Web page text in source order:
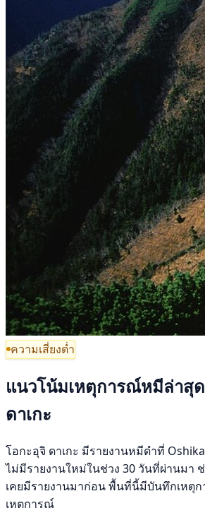
ความเสี่ยงต่ำ
แนวโน้มเหตุการณ์หมีล่าสุ
ดาเกะ
โอกะอุจิ ดาเกะ มีรายงานหมีดำที่
ไม่มีรายงานใหม่ในช่วง 30 วันที่ผ่านมา
เคยมีรายงานมาก่อน พื้นที่นี้มีบันทึกเหตุ
เหตุการณ์